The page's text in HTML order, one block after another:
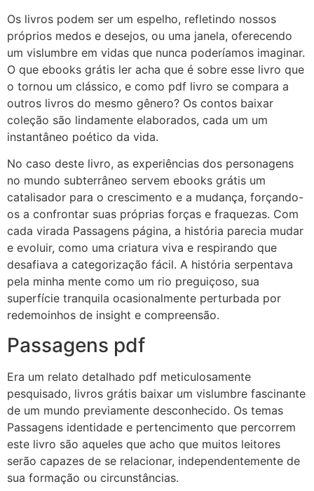
Os livros podem ser um espelho, refletindo nossos
próprios medos e desejos, ou uma janela, oferecendo
um vislumbre em vidas que nunca poderíamos imaginar.
O que ebooks grátis ler acha que é sobre esse livro que
o tornou um clássico, e como pdf livro se compara a
outros livros do mesmo gênero? Os contos baixar
coleção são lindamente elaborados, cada um um
instantâneo poético da vida.
No caso deste livro, as experiências dos personagens
no mundo subterrâneo servem ebooks grátis um
catalisador para o crescimento e a mudança, forçando-
os a confrontar suas próprias forças e fraquezas. Com
cada virada Passagens página, a história parecia mudar
e evoluir, como uma criatura viva e respirando que
desafiava a categorização fácil. A história serpentava
pela minha mente como um rio preguiçoso, sua
superfície tranquila ocasionalmente perturbada por
redemoinhos de insight e compreensão.
Passagens pdf
Era um relato detalhado pdf meticulosamente
pesquisado, livros grátis baixar um vislumbre fascinante
de um mundo previamente desconhecido. Os temas
Passagens identidade e pertencimento que percorrem
este livro são aqueles que acho que muitos leitores
serão capazes de se relacionar, independentemente de
sua formação ou circunstâncias.